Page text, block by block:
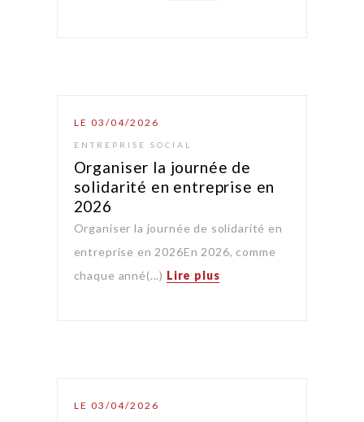
LE 03/04/2026
ENTREPRISE SOCIAL
Organiser la journée de
solidarité en entreprise en
2026
Organiser la journée de solidarité en
entreprise en 2026En 2026, comme
chaque anné(...) Lire plus
LE 03/04/2026